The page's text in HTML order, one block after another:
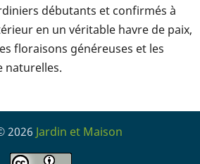
débutants et confirmés à
en un véritable havre de paix,
floraisons généreuses et les
naturelles.
2026 Jardin et Maison